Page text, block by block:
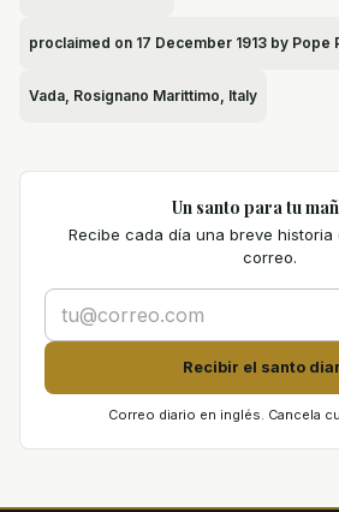
proclaimed on 17 December 1913 by Pope
Vada, Rosignano Marittimo, Italy
Un santo para tu
Recibe cada día una breve historia
correo.
Recibir el santo
Correo diario en inglés. Cancela